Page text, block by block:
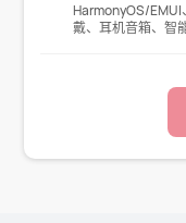
HarmonyOS/
戴、耳机音箱、智